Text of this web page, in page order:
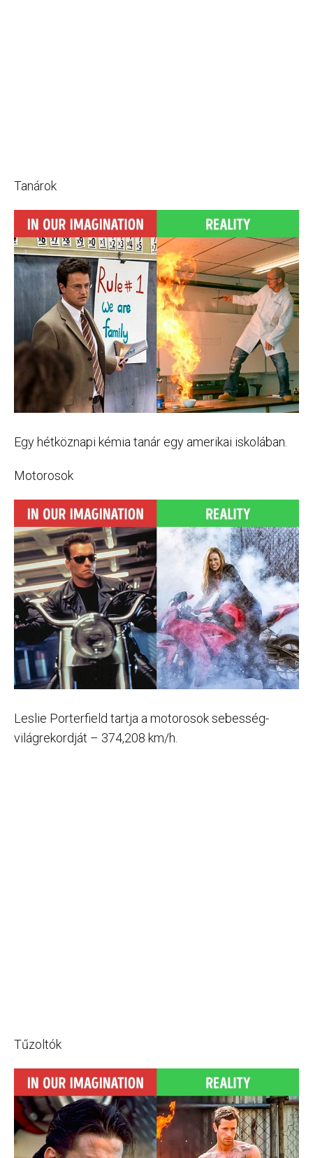
Tanárok
Egy hétköznapi kémia tanár egy amerikai iskolában.
Motorosok
Leslie Porterfield tartja a motorosok sebesség-
világrekordját – 374,208 km/h.
Tűzoltók